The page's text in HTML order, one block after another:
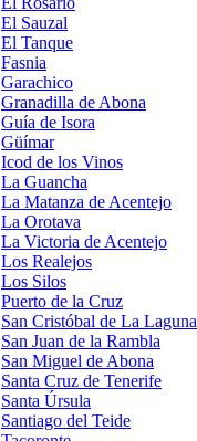
El Sauzal
El Tanque
Fasnia
Garachico
Granadilla de Abona
Guía de Isora
Güímar
Icod de los Vinos
La Guancha
La Matanza de Acentejo
La Orotava
La Victoria de Acentejo
Los Realejos
Los Silos
Puerto de la Cruz
San Cristóbal de La Laguna
San Juan de la Rambla
San Miguel de Abona
Santa Cruz de Tenerife
Santa Úrsula
Santiago del Teide